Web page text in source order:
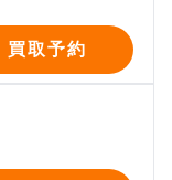
買取予約